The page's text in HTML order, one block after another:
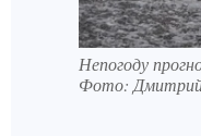
Непогоду
Фото: